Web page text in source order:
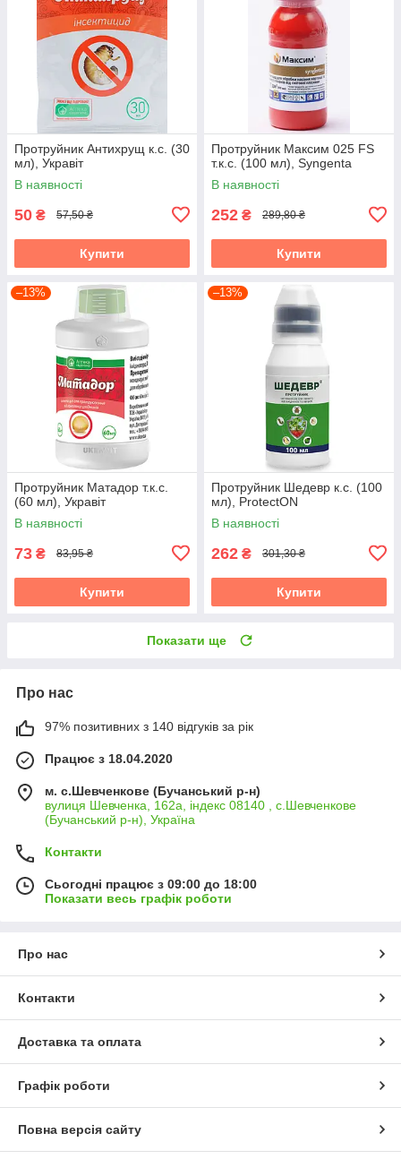
Протруйник Антихрущ к.с. (30
мл), Укравіт
В наявності
50 ₴ 57,50 ₴
Купити
Протруйник Максим 025 FS
т.к.с. (100 мл), Syngenta
В наявності
252 ₴ 289,80 ₴
Купити
–13%
Протруйник Матадор т.к.с.
(60 мл), Укравіт
В наявності
73 ₴ 83,95 ₴
Купити
–13%
Протруйник Шедевр к.с. (100
мл), ProtectON
В наявності
262 ₴ 301,30 ₴
Купити
Показати ще
Про нас
97% позитивних з 140 відгуків за рік
Працює з 18.04.2020
м. с.Шевченкове (Бучанський р-н)
вулиця Шевченка, 162а, індекс 08140 , с.Шевченкове
(Бучанський р-н), Україна
Контакти
Сьогодні працює з 09:00 до 18:00
Показати весь графік роботи
Про нас
Контакти
Доставка та оплата
Графік роботи
Повна версія сайту